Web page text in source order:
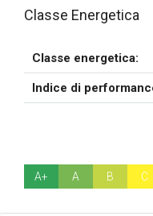
Classe Energetica
Classe energetica:
Indice di
A+ A B C